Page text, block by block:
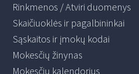
Rinkmenos / Atviri duomenys
Skaičiuoklės ir pagalbininkai
Sąskaitos ir įmokų kodai
Mokesčių žinynas